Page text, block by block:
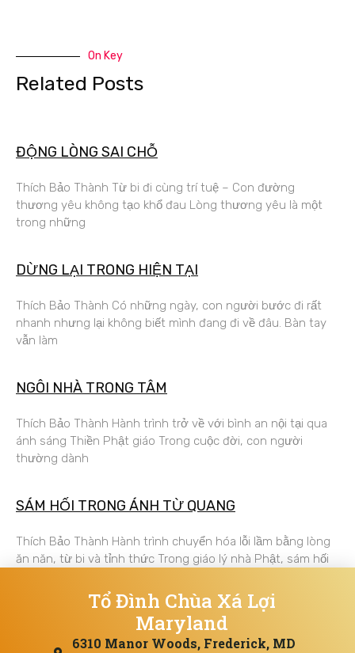
On Key
Related Posts
ĐỘNG LÒNG SAI CHỖ
Thích Bảo Thành Từ bi đi cùng trí tuệ – Con đường
thương yêu không tạo khổ đau Lòng thương yêu là một
trong những
DỪNG LẠI TRONG HIỆN TẠI
Thích Bảo Thành Có những ngày, con người bước đi rất
nhanh nhưng lại không biết mình đang đi về đâu. Bàn tay
vẫn làm
NGÔI NHÀ TRONG TÂM
Thích Bảo Thành Hành trình trở về với bình an nội tại qua
ánh sáng Thiền Phật giáo Trong cuộc đời, con người
thường dành
SÁM HỐI TRONG ÁNH TỪ QUANG
Thích Bảo Thành Hành trình chuyển hóa lỗi lầm bằng lòng
ăn năn, từ bi và tỉnh thức Trong giáo lý nhà Phật, sám hối
Tổ Đình Chùa Xá Lợi
Maryland
6310 Manor Woods, Frederick, MD